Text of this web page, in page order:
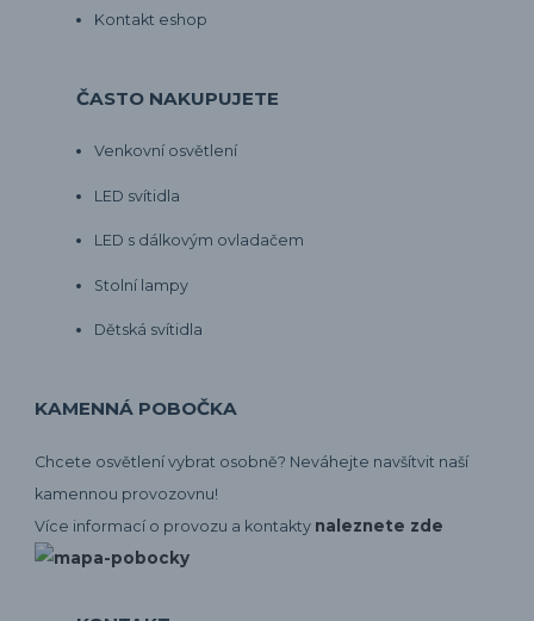
Kontakt eshop
ČASTO NAKUPUJETE
Venkovní osvětlení
LED svítidla
LED s dálkovým ovladačem
Stolní lampy
Dětská svítidla
KAMENNÁ POBOČKA
Chcete osvětlení vybrat osobně? Neváhejte navšítvit naší
kamennou provozovnu!
Více informací o provozu a kontakty naleznete zde